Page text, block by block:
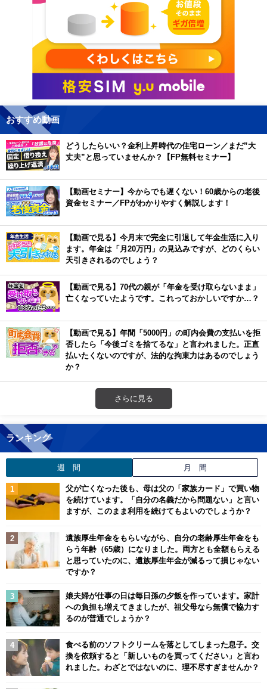
おすすめ動画
どうしたらいい？金利上昇時代の住宅ローン／まだ”大
丈夫”と思っていませんか？【FP無料セミナー】
【動画セミナー】今からでも遅くない！60歳からの老後
資金セミナー／FPがわかりやすく解説します！
【動画で見る】今月末で完全に引退して年金生活に入り
ます。年金は「月20万円」の見込みですが、どのくらい
天引きされるのでしょう？
【動画で見る】70代の親が「年金を受け取らないまま」
亡くなっていたようです。これっておかしいですか…？
【動画で見る】年間「5000円」の町内会費の支払いを拒
否したら「今後ゴミを捨てるな」と言われました。正直
払いたくないのですが、法的な拘束力はあるのでしょう
か？
さらに見る
ランキング
週 間 月 間
父が亡くなった後も、母は父の「家族カード」で買い物
を続けています。「自分の名義だから問題ない」と言い
ますが、このまま利用を続けてもよいのでしょうか？
遺族厚生年金をもらいながら、自分の老齢厚生年金をも
らう年齢（65歳）になりました。両方とも全額もらえる
と思っていたのに、遺族厚生年金が減るって損じゃない
ですか？
娘夫婦が仕事の日は毎日孫の夕飯を作っています。家計
への負担も増えてきましたが、祖父母なら無償で協力す
るのが普通でしょうか？
食べる前のソフトクリームを落としてしまった息子。交
換を依頼すると「新しいものを買ってください」と言わ
れました。わざとではないのに、理不尽すぎませんか？